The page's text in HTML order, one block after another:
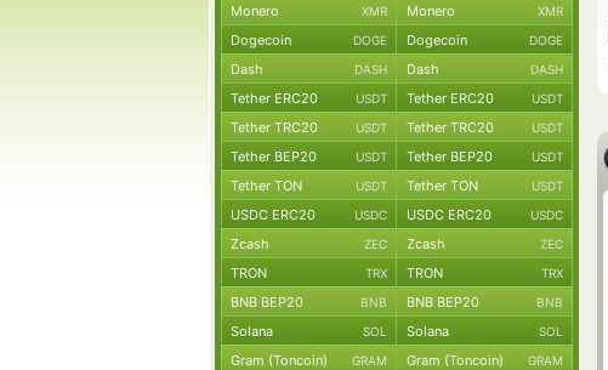
Monero XMR Monero XMR
Dogecoin DOGE Dogecoin DOGE
Dash DASH Dash DASH
Tether ERC20 USDT Tether ERC20 USDT
Tether TRC20 USDT Tether TRC20 USDT
Tether BEP20 USDT Tether BEP20 USDT
Tether TON USDT Tether TON USDT
USDC ERC20 USDC USDC ERC20 USDC
Zcash ZEC Zcash ZEC
TRON TRX TRON TRX
BNB BEP20 BNB BNB BEP20 BNB
Solana SOL Solana SOL
Gram (Toncoin) GRAM Gram (Toncoin) GRAM